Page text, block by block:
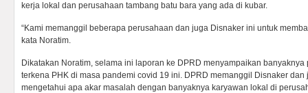
kerja lokal dan perusahaan tambang batu bara yang ada di kubar.
“Kami memanggil beberapa perusahaan dan juga Disnaker ini untuk
kata Noratim.
Dikatakan Noratim, selama ini laporan ke DPRD menyampaikan
terkena PHK di masa pandemi covid 19 ini. DPRD memanggil Disnaker
mengetahui apa akar masalah dengan banyaknya karyawan lokal di